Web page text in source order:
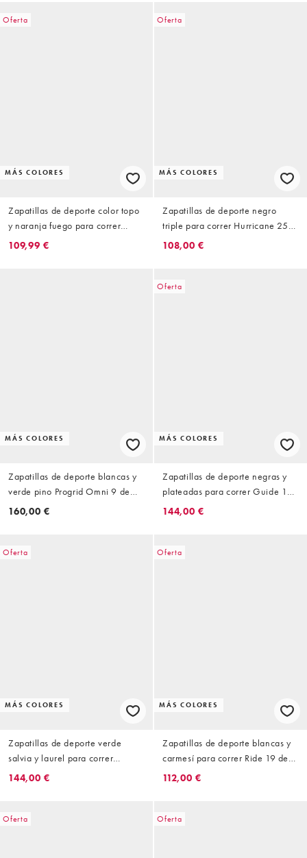
Oferta
MÁS COLORES
Zapatillas de deporte color topo
y naranja fuego para correr
Hurricane 25 de Saucony
109,99 €
Oferta
MÁS COLORES
Zapatillas de deporte negro
triple para correr Hurricane 25
de Saucony
108,00 €
MÁS COLORES
Zapatillas de deporte blancas y
verde pino Progrid Omni 9 de
Saucony
160,00 €
Oferta
MÁS COLORES
Zapatillas de deporte negras y
plateadas para correr Guide 19
de Saucony
144,00 €
Oferta
MÁS COLORES
Zapatillas de deporte verde
salvia y laurel para correr
Endorphin Azura de Saucony
144,00 €
Oferta
MÁS COLORES
Zapatillas de deporte blancas y
carmesí para correr Ride 19 de
Saucony
112,00 €
Oferta Oferta